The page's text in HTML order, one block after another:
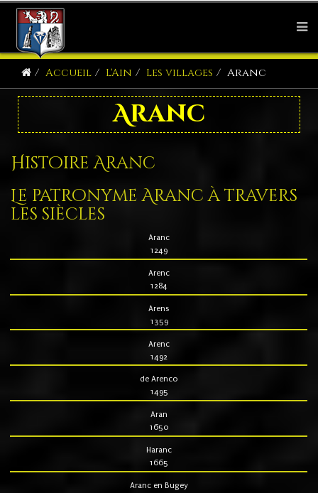
Accueil L'Ain Les villages Aranc
Aranc
Histoire Aranc
Le patronyme Aranc à travers
les siècles
Aranc
1249
Arenc
1284
Arens
1359
Arenc
1492
de Arenco
1495
Aran
1650
Haranc
1665
Aranc en Bugey